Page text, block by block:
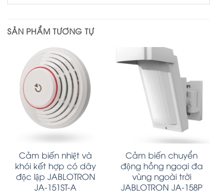
SẢN PHẨM TƯƠNG TỰ
Cảm biến nhiệt và
khói kết hợp có dây
độc lập JABLOTRON
JA-151ST-A
Cảm biến chuyển
động hồng ngoại đa
vùng ngoài trời
JABLOTRON JA-158P